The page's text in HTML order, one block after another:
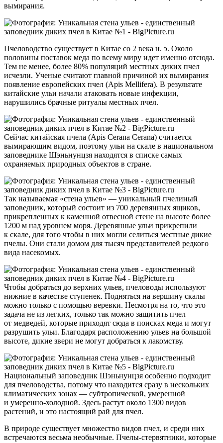
вымирания.
Пчеловодство существует в Китае со 2 века н. э. Около
половины поставок меда по всему миру идет именно отсюда.
Тем не менее, более 80% популяций местных диких пчел
исчезли. Ученые считают главной причиной их вымирания
появление европейских пчел (Apis Mellifera). В результате
китайские ульи начали атаковать новые инфекции,
нарушились брачные ритуалы местных пчел.
Сейчас китайская пчела (Apis Cerana Cerana) считается
вымирающим видом, поэтому ульи на скале в национальном
заповеднике Шэньнунцзя находятся в списке самых
охраняемых природных объектов в стране.
Так называемая «стена ульев» — уникальный пчелиный
заповедник, который состоит из 700 деревянных ящиков,
прикрепленных к каменной отвесной стене на высоте более
1200 м над уровнем моря. Деревянные ульи прикрепили
к скале, для того чтобы в них могли селиться местные дикие
пчелы. Они стали домом для тысяч представителей редкого
вида насекомых.
Чтобы добраться до верхних ульев, пчеловоды используют
нижние в качестве ступенек. Подняться на вершину скалы
можно только с помощью веревки. Несмотря на то, что это
задача не из легких, только так можно защитить пчел
от медведей, которые приходят сюда в поисках меда и могут
разрушить ульи. Благодаря расположению ульев на большой
высоте, дикие звери не могут добраться к лакомству.
Национальный заповедник Шэньнунцзя особенно подходит
для пчеловодства, потому что находится сразу в нескольких
климатических зонах — субтропической, умеренной
и умеренно-холодной. Здесь растут около 1300 видов
растений, и это настоящий рай для пчел.
В природе существует множество видов пчел, и среди них
встречаются весьма необычные. Пчелы-стервятники, которые